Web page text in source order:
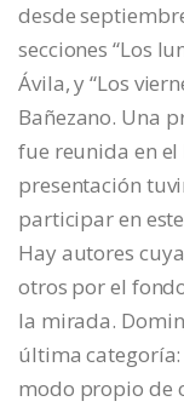
desde
secciones “Los
Ávila, y “Los
Bañezano. Una
fue reunida en el
presentación
participar en
Hay autores
otros por el
la mirada.
última
modo propio de